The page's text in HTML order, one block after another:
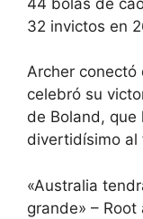
32 invictos en
Archer conectó
celebró su
de Boland, que
divertidísimo al
«Australia
grande» –